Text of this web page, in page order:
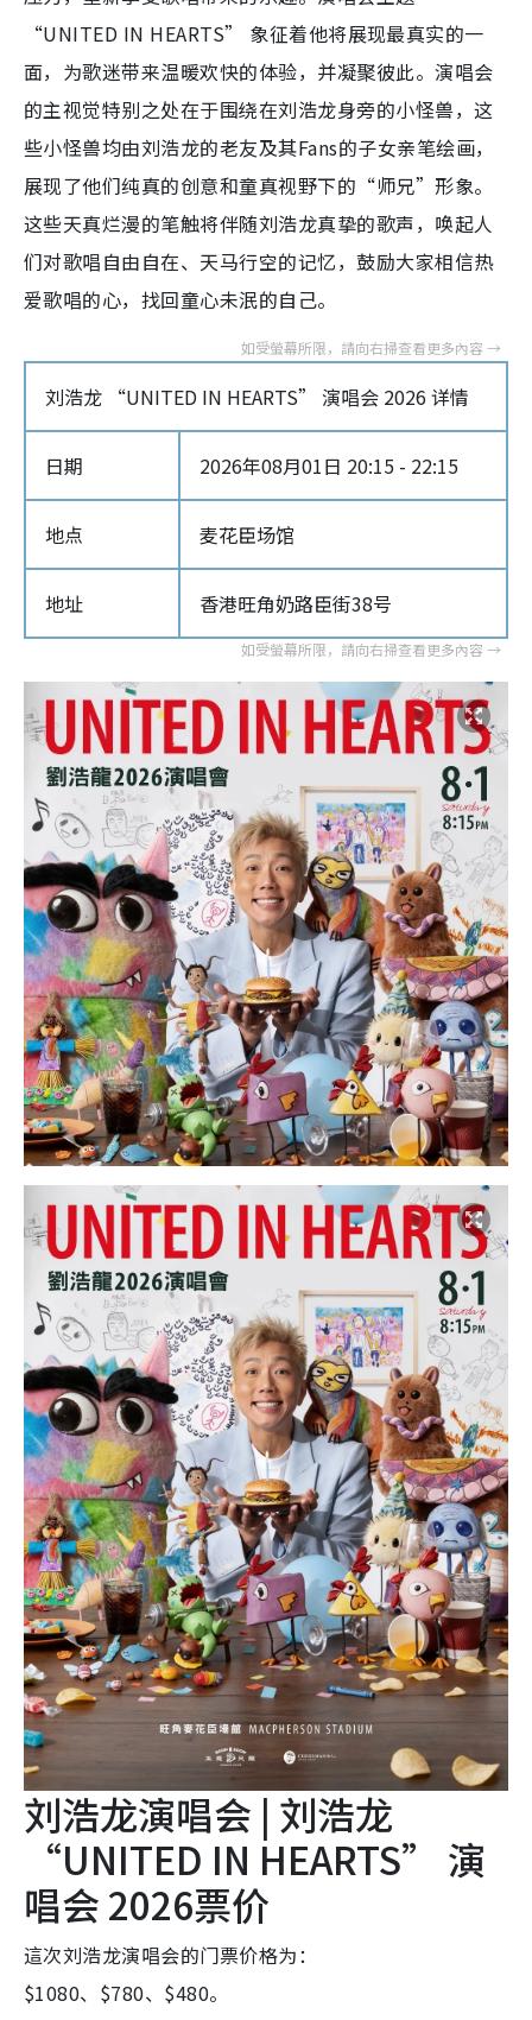
“UNITED IN HEARTS” 象征着他将展现最真实的一
面，为歌迷带来温暖欢快的体验，并凝聚彼此。演唱会
的主视觉特别之处在于围绕在刘浩龙身旁的小怪兽，这
些小怪兽均由刘浩龙的老友及其Fans的子女亲笔绘画，
展现了他们纯真的创意和童真视野下的“师兄”形象。
这些天真烂漫的笔触将伴随刘浩龙真挚的歌声，唤起人
们对歌唱自由自在、天马行空的记忆，鼓励大家相信热
爱歌唱的心，找回童心未泯的自己。
刘浩龙 “UNITED IN HEARTS” 演唱会 2026 详情
日期 2026年08月01日 20:15 - 22:15
地点 麦花臣场馆
地址 香港旺角奶路臣街38号
刘浩龙演唱会 | 刘浩龙
“UNITED IN HEARTS” 演
唱会 2026票价
這次刘浩龙演唱会的门票价格为：
$1080、$780、$480。